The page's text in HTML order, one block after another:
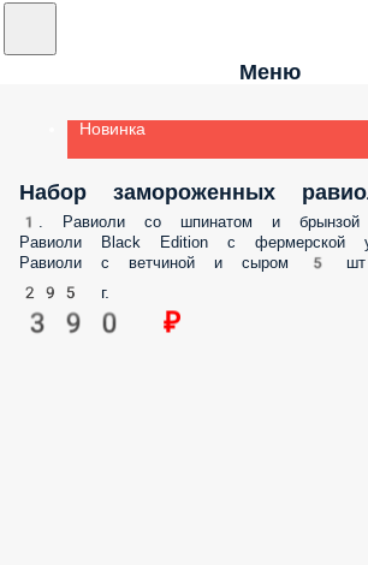
Меню
Новинка
Набор замороженных
1. Равиоли со шпинатом и
Равиоли Black Edition с
Равиоли с ветчиной и сыром 5 шт
295 г.
390 ₽